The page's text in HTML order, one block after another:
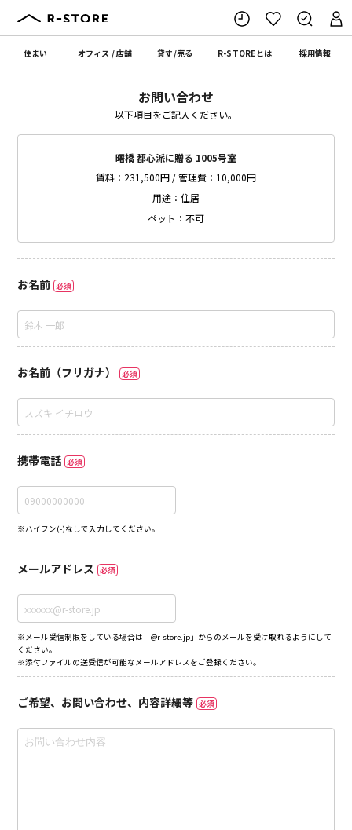
住まい オフィス /店舗 貸す/売る R-STOREとは 採用情報
お問い合わせ
以下項目をご記入ください。
曙橋 都心派に贈る 1005号室
賃料：231,500円 / 管理費：10,000円
用途：住居
ペット：不可
お名前 必須
お名前（フリガナ） 必須
携帯電話 必須
※ハイフン(-)なしで入力してください。
メールアドレス 必須
※メール受信制限をしている場合は「@r-store.jp」からのメールを受け取れるようにして
ください。
※添付ファイルの送受信が可能なメールアドレスをご登録ください。
ご希望、お問い合わせ、内容詳細等 必須